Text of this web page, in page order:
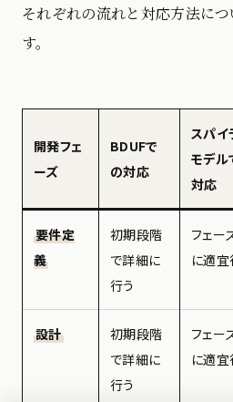
それぞれの流れと対応方法に
す。
開発フェ
ーズ
BDUFで
の対応
スパイ
モデル
対応
要件定
義
初期段階
で詳細に
行う
フェー
に適宜
設計
初期段階
で詳細に
行う
フェー
に適宜